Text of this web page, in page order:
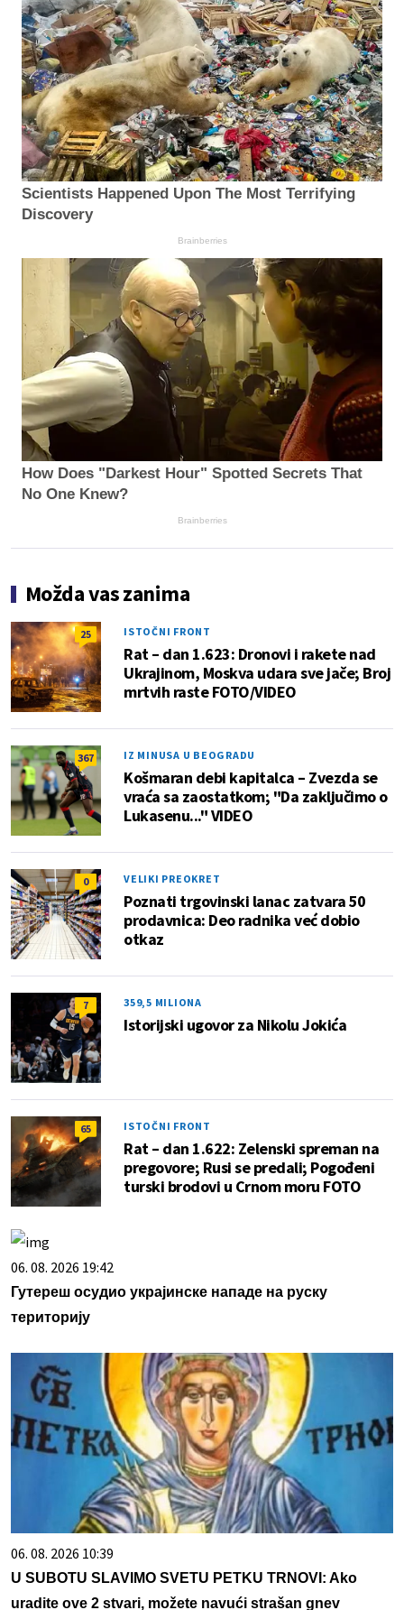
Scientists Happened Upon The Most Terrifying
Discovery
Brainberries
How Does "Darkest Hour" Spotted Secrets That
No One Knew?
Brainberries
Možda vas zanima
25 ISTOČNI FRONT
Rat – dan 1.623: Dronovi i rakete nad
Ukrajinom, Moskva udara sve jače; Broj
mrtvih raste FOTO/VIDEO
367 IZ MINUSA U BEOGRADU
Košmaran debi kapitalca – Zvezda se
vraća sa zaostatkom; "Da zaključimo o
Lukasenu..." VIDEO
0 VELIKI PREOKRET
Poznati trgovinski lanac zatvara 50
prodavnica: Deo radnika već dobio
otkaz
7 359,5 MILIONA
Istorijski ugovor za Nikolu Jokića
65 ISTOČNI FRONT
Rat – dan 1.622: Zelenski spreman na
pregovore; Rusi se predali; Pogođeni
turski brodovi u Crnom moru FOTO
06. 08. 2026 19:42
Гутереш осудио украјинске нападе на руску
територију
06. 08. 2026 10:39
U SUBOTU SLAVIMO SVETU PETKU TRNOVI: Ako
uradite ove 2 stvari, možete navući strašan gnev